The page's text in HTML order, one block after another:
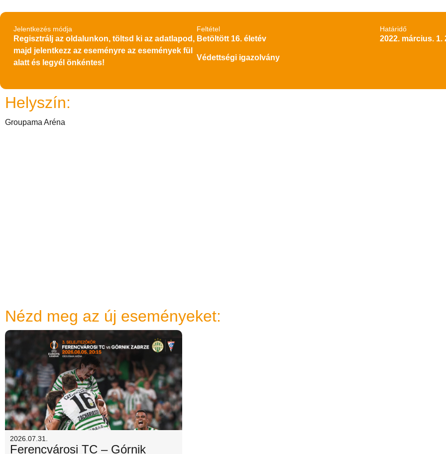
Jelentkezés módja
Regisztrálj az oldalunkon, töltsd ki az adatlapod,
majd jelentkezz az eseményre az események fül
alatt és legyél önkéntes!
Feltétel
Betöltött 16. életév
Védettségi igazolvány
Határidő
2022. március. 1.
Helyszín:
Groupama Aréna
Nézd meg az új eseményeket:
2026.07.31.
Ferencvárosi TC – Górnik